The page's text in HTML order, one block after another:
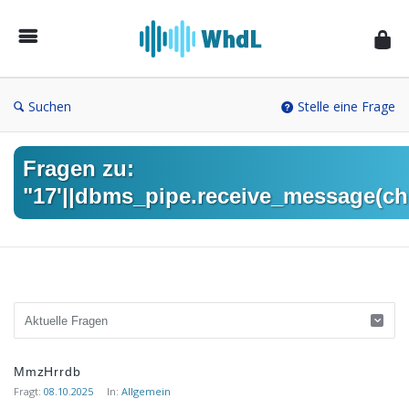
von
Suchen Stelle eine Frage
Fragen zu:
Musikforum
von
MmzHrrdb
Fragt: 08.10.2025 In: Allgemein